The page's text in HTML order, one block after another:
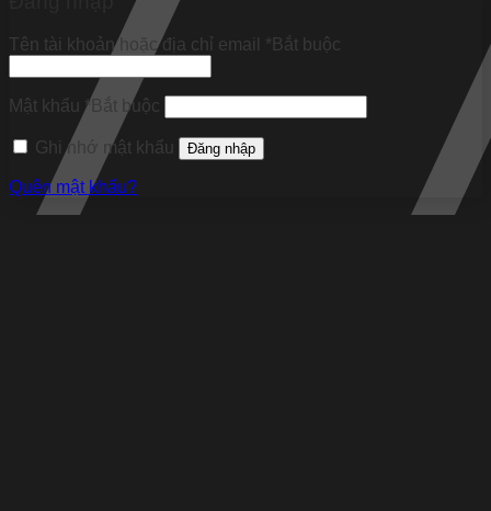
Tên tài khoản hoặc địa chỉ email * Bắt buộc
Mật khẩu * Bắt buộc
Ghi nhớ mật khẩu Đăng nhập
Quên mật khẩu?